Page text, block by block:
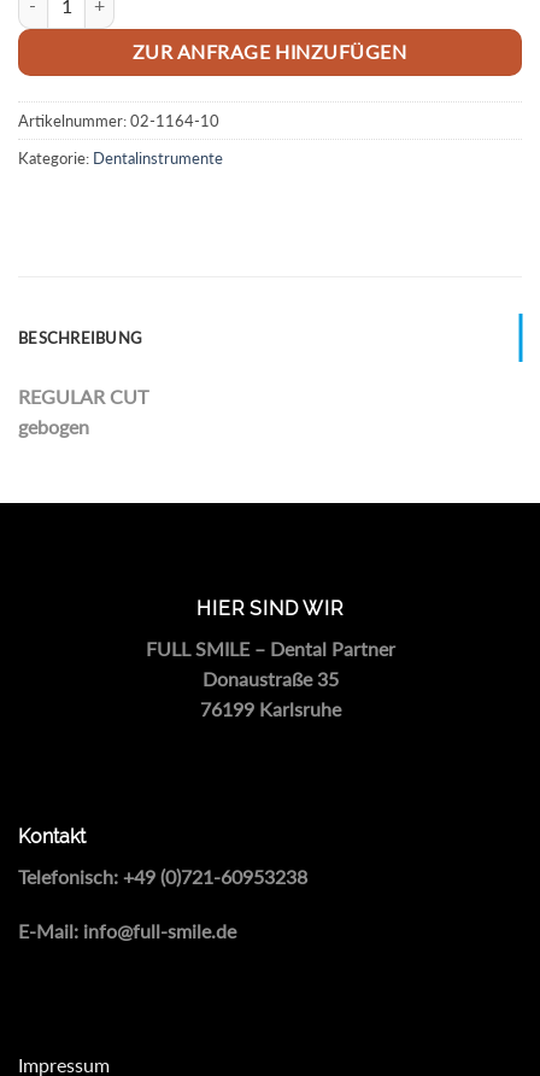
ZUR ANFRAGE HINZUFÜGEN
Artikelnummer:02-1164-10
Kategorie: Dentalinstrumente
BESCHREIBUNG
REGULAR CUT
gebogen
HIER SIND WIR
FULL SMILE – Dental Partner
Donaustraße 35
76199 Karlsruhe
Kontakt
Telefonisch: +49 (0)721-60953238
E-Mail: info@full-smile.de
Impressum